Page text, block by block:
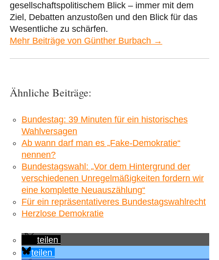
gesellschaftspolitischem Blick – immer mit dem
Ziel, Debatten anzustoßen und den Blick für das
Wesentliche zu schärfen.
Mehr Beiträge von Günther Burbach →
Ähnliche Beiträge:
Bundestag: 39 Minuten für ein historisches
Wahlversagen
Ab wann darf man es „Fake-Demokratie“
nennen?
Bundestagswahl: „Vor dem Hintergrund der
verschiedenen Unregelmäßigkeiten fordern wir
eine komplette Neuauszählung“
Für ein repräsentativeres Bundestagswahlrecht
Herzlose Demokratie
teilen
teilen